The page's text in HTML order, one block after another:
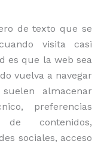
de texto que se
visita casi
es que la web sea
vuelva a navegar
almacenar
preferencias
de contenidos,
sociales, acceso